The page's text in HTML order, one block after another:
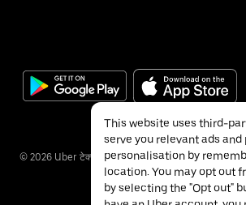
© 2026 Uber टेक्नॉलॉजीज इंक.
This website uses third-
serve you relevant ads and
personalisation by
location. You may opt out
by selecting the "Opt out"